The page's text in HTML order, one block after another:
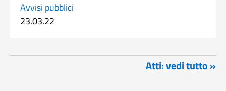
Avvisi pubblici
23.03.22
Atti: vedi tutto »